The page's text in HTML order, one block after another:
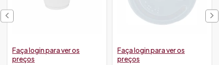
Faça login para ver os
preços
Faça login para ver os
preços